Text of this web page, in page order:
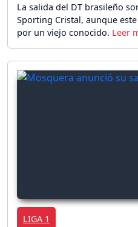
La salida del DT brasileño
Sporting Cristal, aunque
por un viejo conocido.
LIGA 1